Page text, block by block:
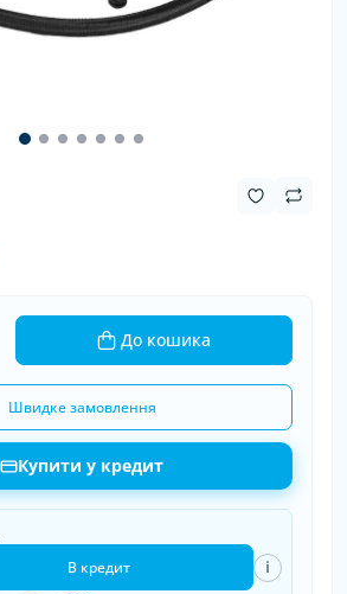
До кошика
Швидке замовлення
Купити у кредит
В кредит i